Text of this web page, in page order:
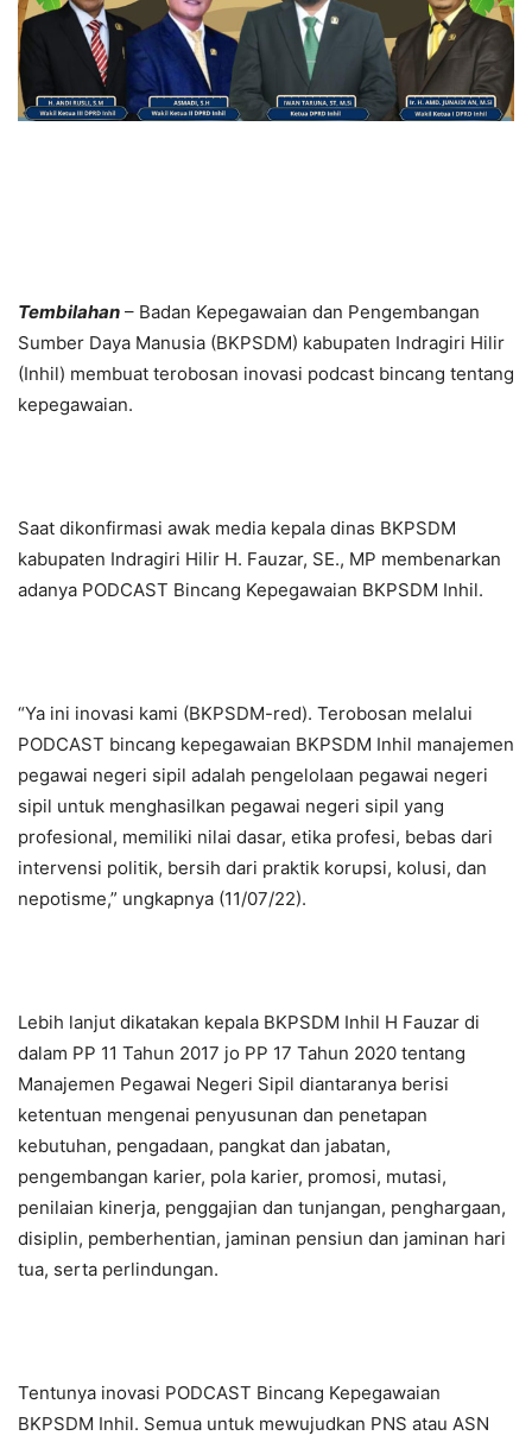
Tembilahan – Badan Kepegawaian dan Pengembangan
Sumber Daya Manusia (BKPSDM) kabupaten Indragiri Hilir
(Inhil) membuat terobosan inovasi podcast bincang tentang
kepegawaian.
Saat dikonfirmasi awak media kepala dinas BKPSDM
kabupaten Indragiri Hilir H. Fauzar, SE., MP membenarkan
adanya PODCAST Bincang Kepegawaian BKPSDM Inhil.
“Ya ini inovasi kami (BKPSDM-red). Terobosan melalui
PODCAST bincang kepegawaian BKPSDM Inhil manajemen
pegawai negeri sipil adalah pengelolaan pegawai negeri
sipil untuk menghasilkan pegawai negeri sipil yang
profesional, memiliki nilai dasar, etika profesi, bebas dari
intervensi politik, bersih dari praktik korupsi, kolusi, dan
nepotisme,” ungkapnya (11/07/22).
Lebih lanjut dikatakan kepala BKPSDM Inhil H Fauzar di
dalam PP 11 Tahun 2017 jo PP 17 Tahun 2020 tentang
Manajemen Pegawai Negeri Sipil diantaranya berisi
ketentuan mengenai penyusunan dan penetapan
kebutuhan, pengadaan, pangkat dan jabatan,
pengembangan karier, pola karier, promosi, mutasi,
penilaian kinerja, penggajian dan tunjangan, penghargaan,
disiplin, pemberhentian, jaminan pensiun dan jaminan hari
tua, serta perlindungan.
Tentunya inovasi PODCAST Bincang Kepegawaian
BKPSDM Inhil. Semua untuk mewujudkan PNS atau ASN